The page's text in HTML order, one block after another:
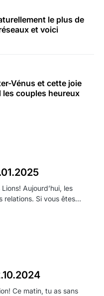
le plus de
et voici
Vénus et cette joie
les couples heureux
Aujourd’hui, les
relations. Si vous êtes…
Ce matin, tu as sans